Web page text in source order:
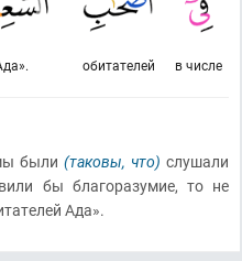
в числе
обитателей
были (таковы, что) слушали
бы благоразумие, то не
Ада».